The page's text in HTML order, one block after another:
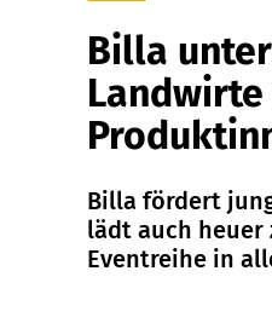
Billa
Billa fördert
lädt auch heuer
Eventreihe in